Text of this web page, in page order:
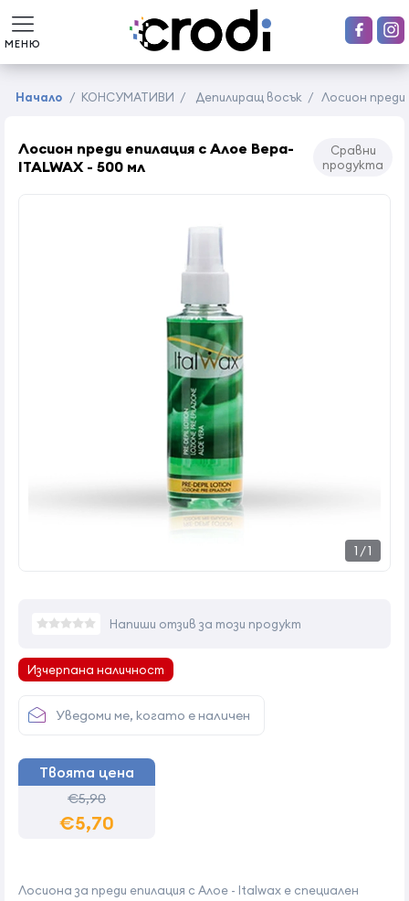
МЕНЮ
Начало / КОНСУМАТИВИ / Депилиращ восък / Лосион преди
Лосион преди епилация с Алое Вера-
ITALWAX - 500 мл
Сравни
продукта
1 /1
Лосиона за преди епилация с Алое - Italwax е специален
Напиши отзив за този продукт
Изчерпана наличност
Уведоми ме, когато е наличен
Твоята цена
€5,90
€5,70